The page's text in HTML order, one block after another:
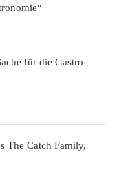
für die Gastro
The Catch Family,